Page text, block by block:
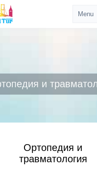
и
Ортопедия и
травматология